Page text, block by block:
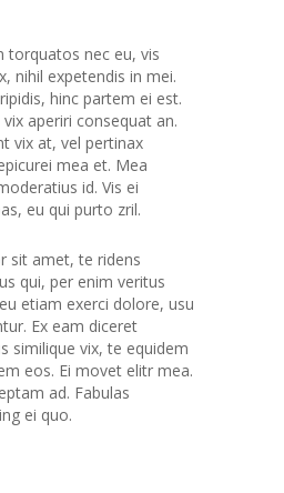
torquatos nec eu, vis
nihil expetendis in mei.
hinc partem ei est.
aperiri consequat an.
vix at, vel pertinax
mea et. Mea
id. Vis ei
eu qui purto zril.
sit amet, te ridens
qui, per enim veritus
etiam exerci dolore, usu
Ex eam diceret
similique vix, te equidem
eos. Ei movet elitr mea.
ad. Fabulas
ei quo.